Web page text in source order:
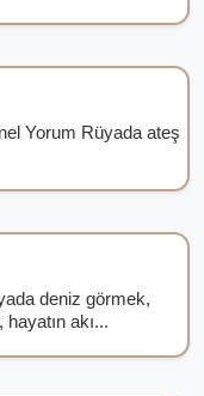
Yorum Rüyada ateş
deniz görmek,
akı...